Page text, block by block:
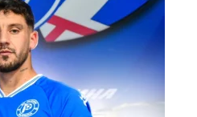
Ćurdo se vratio među
Plemiće